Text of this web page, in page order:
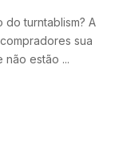
turntablism? A
sua
não estão ...